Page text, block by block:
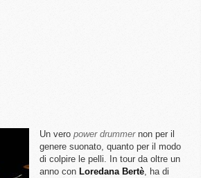
Un vero power drummernon per il
genere suonato, quanto per il modo
di colpire le pelli. In tour da oltre un
anno con Loredana Bertè, ha di